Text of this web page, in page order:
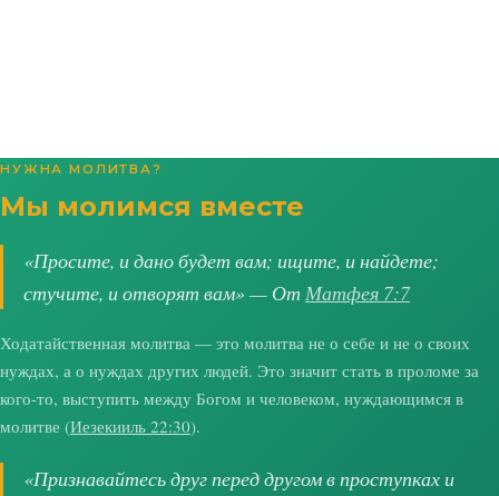
НУЖНА МОЛИТВА?
Мы молимся вместе
«Просите, и дано будет вам; ищите, и найдете;
стучите, и отворят вам» — От Матфея 7:7
Ходатайственная молитва — это молитва не о себе и не о своих
нуждах, а о нуждах других людей. Это значит стать в проломе за
кого-то, выступить между Богом и человеком, нуждающимся в
молитве (Иезекииль 22:30).
«Признавайтесь друг перед другом в проступках и